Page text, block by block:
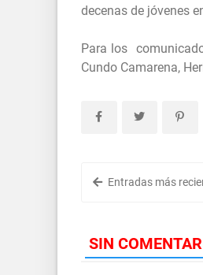
decenas de jóvenes
Para los
Cundo Camarena,
Entradas más
SIN